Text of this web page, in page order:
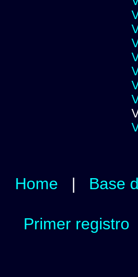
Home | Base
Primer registro